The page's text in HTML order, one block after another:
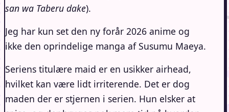
san wa Taberu dake).
Jeg har kun set den ny forår 2026 anime og
ikke den oprindelige manga af Susumu Maeya.
Seriens titulære maid er en usikker airhead,
hvilket kan være lidt irriterende. Det er dog
maden der er stjernen i serien. Hun elsker at